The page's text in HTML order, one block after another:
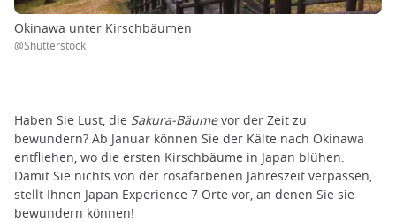
Okinawa unter Kirschbäumen
@Shutterstock
Haben Sie Lust, die Sakura-Bäumevor der Zeit zu
bewundern? Ab Januar können Sie der Kälte nach Okinawa
entfliehen, wo die ersten Kirschbäume in Japan blühen.
Damit Sie nichts von der rosafarbenen Jahreszeit verpassen,
stellt Ihnen Japan Experience 7 Orte vor, an denen Sie sie
bewundern können!